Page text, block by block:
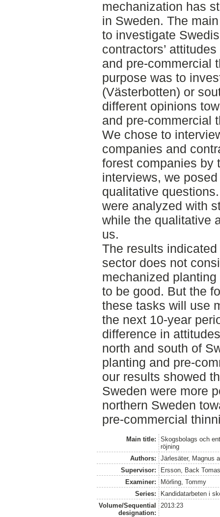
mechanization has
in Sweden. The
to investigate
contractors’
and pre-commercial
purpose was to
(Västerbotten) or
different opinions
and pre-commercial
We chose to
companies and
forest companies by
interviews, we
qualitative
were analyzed with
while the qualitative
us.
The results
sector does not
mechanized
to be good. But the
these tasks will use
the next 10-year
difference in
north and south of
planting and pre-
our results showed
Sweden were more
northern Sweden
pre-commercial
Main title:
Skogsbolags och
röjning
Authors:
Järlesäter, Magnus
Supervisor:
Ersson, Back
Examiner:
Mörling, Tommy
Series:
Kandidatarbeten i
Volume/Sequential
designation:
2013:23